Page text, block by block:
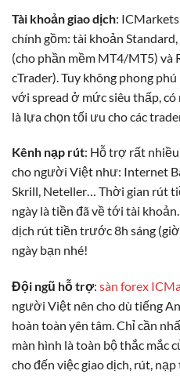
Tài khoản giao dịch:
chính gồm: tài khoản
(cho phần mềm MT4/MT5) và
cTrader). Tuy không phong
với spread ở mức siêu thấp,
là lựa chọn tối ưu cho các
Kênh nạp rút: Hỗ trợ rất
cho người Việt như: Internet
Skrill, Neteller… Thời gian rút
ngày là tiền đã về tới tài
dịch rút tiền trước 8h sáng
ngày bạn nhé!
Đội ngũ hỗ trợ: sàn forex
người Việt nên cho dù tiếng
hoàn toàn yên tâm. Chỉ cần
màn hình là toàn bộ thắc mắc
cho đến việc giao dịch, rút,